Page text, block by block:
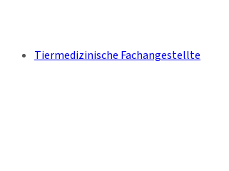
Tiermedizinische Fachangestellte